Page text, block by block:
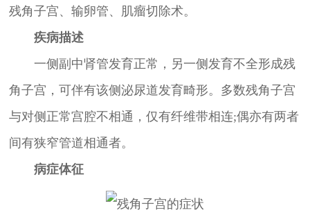
残角子宫、输卵管、肌瘤切除术。
疾病描述
一侧副中肾管发育正常，另一侧发育不全形成残
角子宫，可伴有该侧泌尿道发育畸形。多数残角子宫
与对侧正常宫腔不相通，仅有纤维带相连;偶亦有两者
间有狭窄管道相通者。
病症体征